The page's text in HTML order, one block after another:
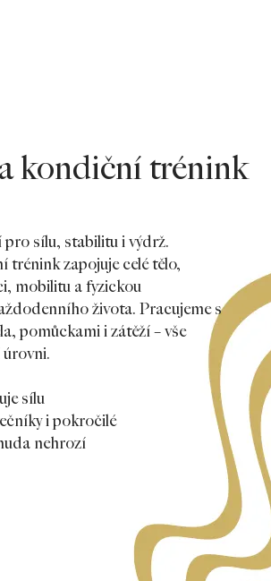
kondiční trénink
sílu, stabilitu i výdrž.
trénink zapojuje celé tělo,
mobilitu a fyzickou
života. Pracujeme s
pomůckami i zátěží – vše
sílu
i pokročilé
nehrozí